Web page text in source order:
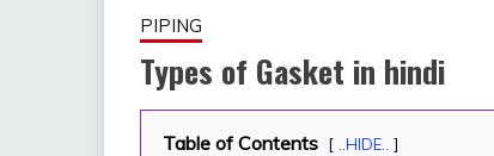
PIPING
Types of Gasket in hindi
January
fitterkipurijankari
Table of Contents ..HIDE..